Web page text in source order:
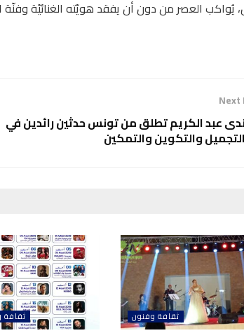
يُواكب العصر من دون أن يفقد هويّته الغنائيّة وفنّة
Next
عبد الكريم تطلق من تونس حدثين رائدين في
التجميل والتكوين والتمكين
ثقافة وفنون ثقافة